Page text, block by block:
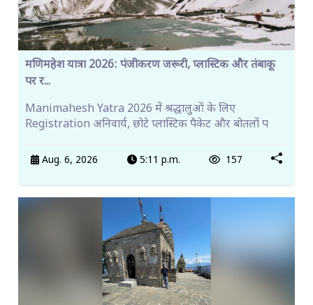
मणिमहेश यात्रा 2026: पंजीकरण जरूरी, प्लास्टिक और तंबाकू
पर र...
Manimahesh Yatra 2026 में श्रद्धालुओं के लिए
Registration अनिवार्य, छोटे प्लास्टिक पैकेट और बोतलों प
Aug. 6, 2026 5:11 p.m. 157